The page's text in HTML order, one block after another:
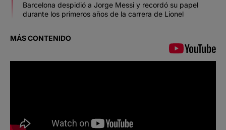
Barcelona despidió a Jorge Messi y recordó su papel
durante los primeros años de la carrera de Lionel
MÁS CONTENIDO